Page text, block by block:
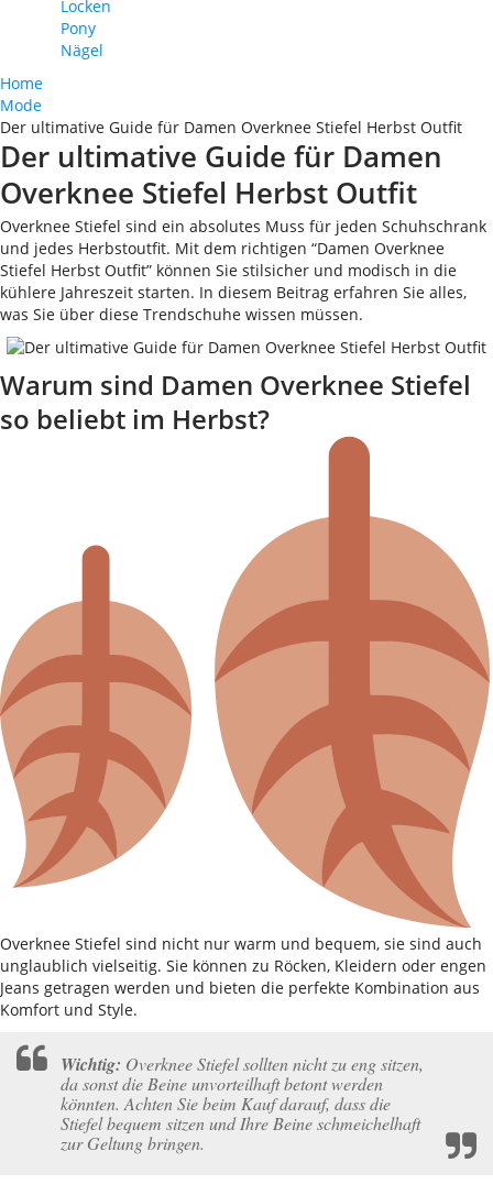
Locken
Pony
Nägel
Home
Mode
Der ultimative Guide für Damen Overknee Stiefel Herbst Outfit
Der ultimative Guide für Damen
Overknee Stiefel Herbst Outfit
Overknee Stiefel sind ein absolutes Muss für jeden Schuhschrank
und jedes Herbstoutfit. Mit dem richtigen “Damen Overknee
Stiefel Herbst Outfit” können Sie stilsicher und modisch in die
kühlere Jahreszeit starten. In diesem Beitrag erfahren Sie alles,
was Sie über diese Trendschuhe wissen müssen.
Warum sind Damen Overknee Stiefel
so beliebt im Herbst?
Overknee Stiefel sind nicht nur warm und bequem, sie sind auch
unglaublich vielseitig. Sie können zu Röcken, Kleidern oder engen
Jeans getragen werden und bieten die perfekte Kombination aus
Komfort und Style.
Wichtig: Overknee Stiefel sollten nicht zu eng sitzen,
da sonst die Beine unvorteilhaft betont werden
könnten. Achten Sie beim Kauf darauf, dass die
Stiefel bequem sitzen und Ihre Beine schmeichelhaft
zur Geltung bringen.